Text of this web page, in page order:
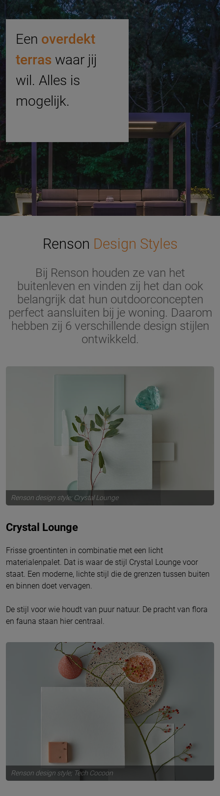
Een overdekt
terras waar jij
wil. Alles is
mogelijk.
Renson Design Styles
Bij Renson houden ze van het
buitenleven en vinden zij het dan ook
belangrijk dat hun outdoorconcepten
perfect aansluiten bij je woning. Daarom
hebben zij 6 verschillende design stijlen
ontwikkeld.
Renson design style; Crystal Lounge
Crystal Lounge
Frisse groentinten in combinatie met een licht
materialenpalet. Dat is waar de stijl Crystal Lounge voor
staat. Een moderne, lichte stijl die de grenzen tussen buiten
en binnen doet vervagen.
De stijl voor wie houdt van puur natuur. De pracht van flora
en fauna staan hier centraal.
Renson design style; Tech Cocoon